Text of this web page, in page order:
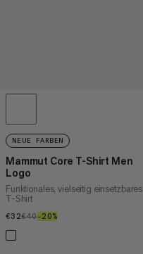
NEUE FARBEN
Mammut Core T-Shirt Men
Logo
Funktionales, vielseitig einsetzbares
T-Shirt
€32€32
€40€40
–20%